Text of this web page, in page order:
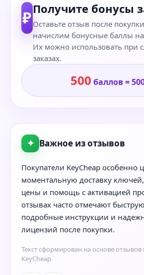
₽Получите бонусы
Оставьте отзыв после
начислим бонусные баллы
Их можно использовать при
заказах.
500 баллов =
✦ Важное из отзывов
Покупатели KeyCheap особенно
моментальную доставку
цены и помощь с активацией
отзывах часто отмечают
подробные инструкции и
лицензий после покупки.
Текст сформирован на основе отзывов
KeyCheap